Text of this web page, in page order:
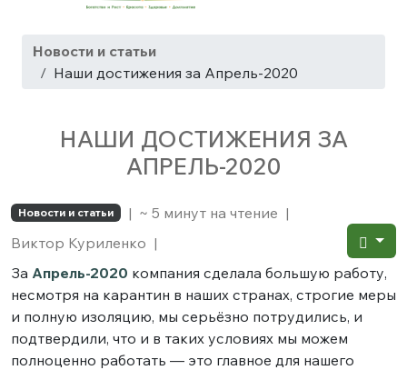
Новости и статьи
Наши достижения за Апрель-2020
НАШИ ДОСТИЖЕНИЯ ЗА
АПРЕЛЬ-2020
Новости и статьи | ~ 5 минут на чтение |
Виктор Куриленко |
За Апрель-2020 компания сделала большую работу,
несмотря на карантин в наших странах, строгие меры
и полную изоляцию, мы серьёзно потрудились, и
подтвердили, что и в таких условиях мы можем
полноценно работать — это главное для нашего